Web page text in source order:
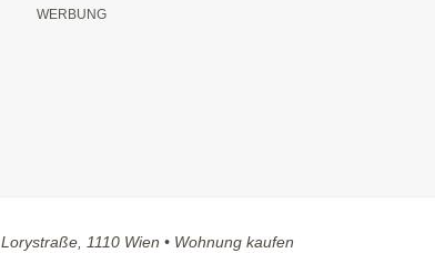
Lorystraße, 1110 Wien • Wohnung kaufen